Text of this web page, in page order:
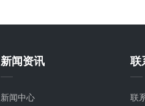
新闻资讯
新闻中心
联
联